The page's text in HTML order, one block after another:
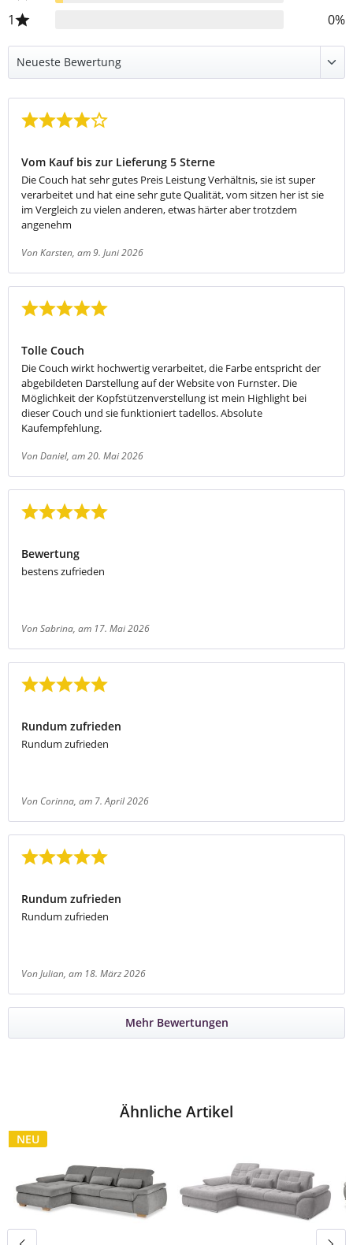
1
0%
Vom Kauf bis zur Lieferung 5 Sterne
Die Couch hat sehr gutes Preis Leistung Verhältnis, sie ist super
verarbeitet und hat eine sehr gute Qualität, vom sitzen her ist sie
im Vergleich zu vielen anderen, etwas härter aber trotzdem
angenehm
Von Karsten, am 9. Juni 2026
Tolle Couch
Die Couch wirkt hochwertig verarbeitet, die Farbe entspricht der
abgebildeten Darstellung auf der Website von Furnster. Die
Möglichkeit der Kopfstützenverstellung ist mein Highlight bei
dieser Couch und sie funktioniert tadellos. Absolute
Kaufempfehlung.
Von Daniel, am 20. Mai 2026
Bewertung
bestens zufrieden
Von Sabrina, am 17. Mai 2026
Rundum zufrieden
Rundum zufrieden
Von Corinna, am 7. April 2026
Rundum zufrieden
Rundum zufrieden
Von Julian, am 18. März 2026
Mehr Bewertungen
Ähnliche Artikel
NEU